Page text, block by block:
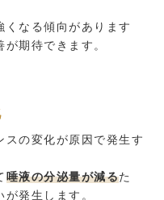
くなる傾向があります
が期待できます。
スの変化が原因で発生す
唾液の分泌量が減るた
発生します。